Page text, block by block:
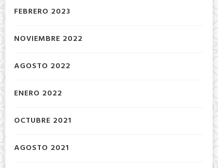
FEBRERO 2023
NOVIEMBRE 2022
AGOSTO 2022
ENERO 2022
OCTUBRE 2021
AGOSTO 2021